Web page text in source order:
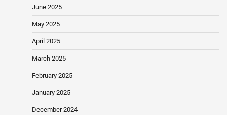
June 2025
May 2025
April 2025
March 2025
February 2025
January 2025
December 2024